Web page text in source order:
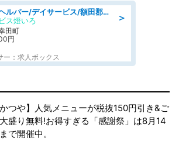
＞
介護職・ヘルパー/デイサービス/額田郡幸田町/JR東海道本線 幸田/愛知県
ス燈いろ
田町
円
ー：求人ボックス
かつや】人気メニューが税抜150円引き&ご
盛り無料!お得すぎる「感謝祭」は8月14
で開催中。